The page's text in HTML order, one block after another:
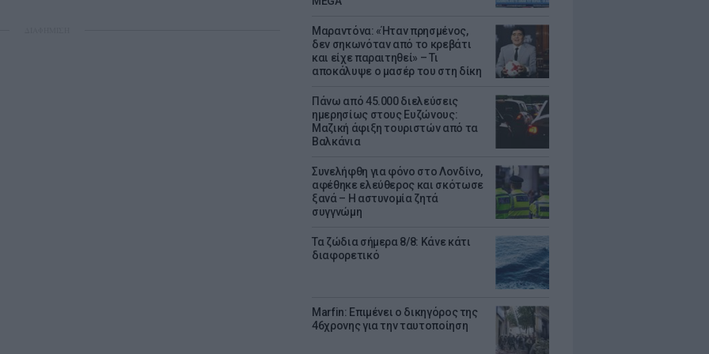
Μαραντόνα: «Ήταν πρησμένος,
δεν σηκωνόταν από το κρεβάτι
και είχε παραιτηθεί» – Τι
αποκάλυψε ο μασέρ του στη δίκη
Πάνω από 45.000 διελεύσεις
ημερησίως στους Ευζώνους:
Μαζική άφιξη τουριστών από τα
Βαλκάνια
Συνελήφθη για φόνο στο Λονδίνο,
αφέθηκε ελεύθερος και σκότωσε
ξανά – Η αστυνομία ζητά
συγγνώμη
Τα ζώδια σήμερα 8/8: Κάνε κάτι
διαφορετικό
Marfin: Επιμένει ο δικηγόρος της
46χρονης για την ταυτοποίηση